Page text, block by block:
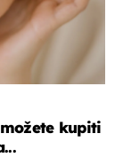
kupiti